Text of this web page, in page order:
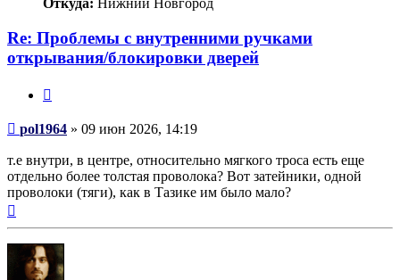
Откуда: Нижний Новгород
Re: Проблемы с внутренними ручками
открывания/блокировки дверей
Сообщение
pol1964 » 09 июн 2026, 14:19
т.е внутри, в центре, относительно мягкого троса есть еще
отдельно более толстая проволока? Вот затейники, одной
проволоки (тяги), как в Тазике им было мало?